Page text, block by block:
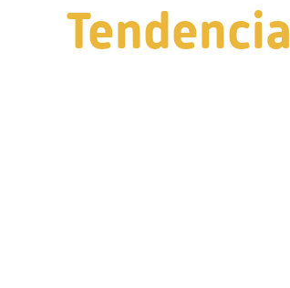
Tendencia